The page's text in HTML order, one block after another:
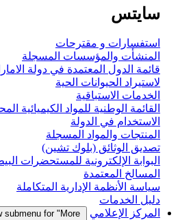
سايتس
استفسارات و مقترحات
المنشأت والمؤسسات المسجلة
قائمة الدول المعتمدة في دولة
لاستيراد الحيوانات الحية
الخدمات الاستباقية
القائمة الوطنية للمواد الكيميائية
الاستخدام في الدولة
المنتجات والمواد المسجلة
تصديق الوثائق (بلوك تشين)
البوابة الإلكترونية للمستحضرات
المسالخ المعتمدة
سياسة الأنظمة الإدارية المتكاملة
دليل الخدمات
المركز الإعلامي
submenu for "More"